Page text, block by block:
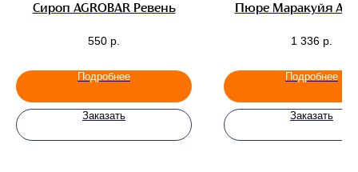
Сироп AGROBAR Ревень
550 р.
Подробнее
Заказать
Пюре Маракуйя
1 336 р.
Подробнее
Заказать